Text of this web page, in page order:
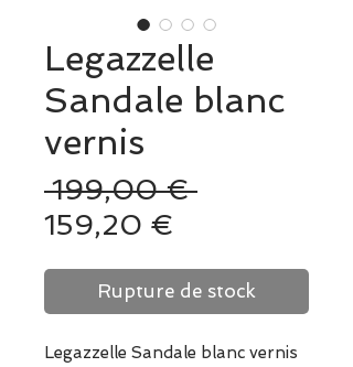
Legazzelle
Sandale blanc
vernis
199,00 € Prix
159,20 €
Rupture de stock
Legazzelle Sandale blanc vernis